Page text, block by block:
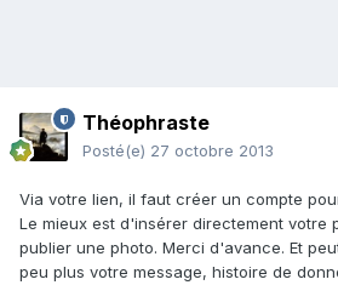
Théophraste
Posté(e) 27 octobre 2013
Via votre lien, il faut créer un compte
Le mieux est d'insérer directement votre
publier une photo. Merci d'avance. Et
peu plus votre message, histoire de